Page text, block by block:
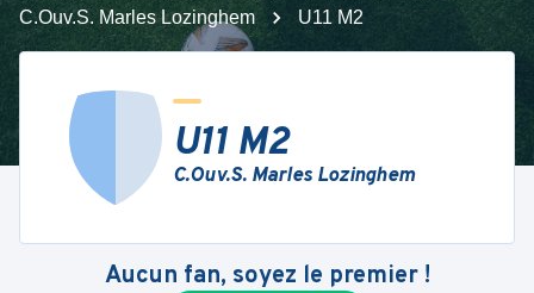
C.Ouv.S. Marles Lozinghem
U11 M2
U11 M2
C.Ouv.S. Marles Lozinghem
Aucun fan, soyez le premier !